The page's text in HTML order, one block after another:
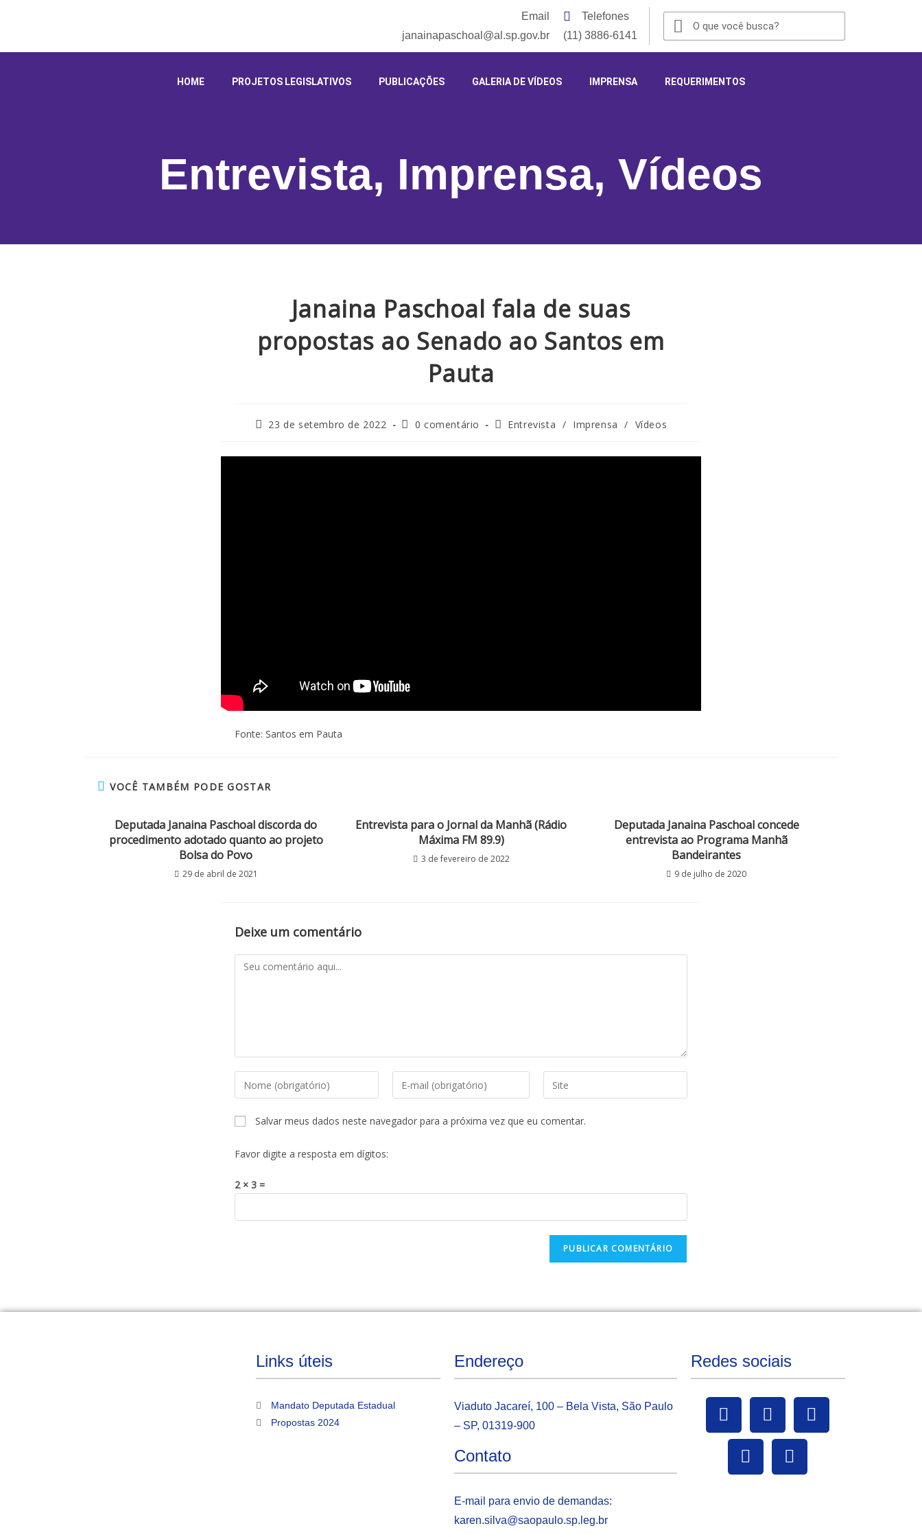
Email
janainapaschoal@al.sp.gov.br
Telefones
(11) 3886-6141
HOME PROJETOS LEGISLATIVOS PUBLICAÇÕES GALERIA DE VÍDEOS IMPRENSA REQUERIMENTOS
Entrevista, Imprensa, Vídeos
Janaina Paschoal fala de suas
propostas ao Senado ao Santos em
Pauta
23 de setembro de 2022 0 comentário Entrevista / Imprensa / Vídeos
Fonte: Santos em Pauta
VOCÊ TAMBÉM PODE GOSTAR
Deputada Janaina Paschoal discorda do
procedimento adotado quanto ao projeto
Bolsa do Povo
29 de abril de 2021
Entrevista para o Jornal da Manhã (Rádio
Máxima FM 89.9)
3 de fevereiro de 2022
Deputada Janaina Paschoal concede
entrevista ao Programa Manhã
Bandeirantes
9 de julho de 2020
Deixe um comentário
Salvar meus dados neste navegador para a próxima vez que eu comentar.
Favor digite a resposta em dígitos:
2 × 3 =
Links úteis
Mandato Deputada Estadual
Propostas 2024
Endereço
Viaduto Jacareí, 100 – Bela Vista, São Paulo
– SP, 01319-900
Contato
E-mail para envio de demandas:
karen.silva@saopaulo.sp.leg.br
Redes sociais